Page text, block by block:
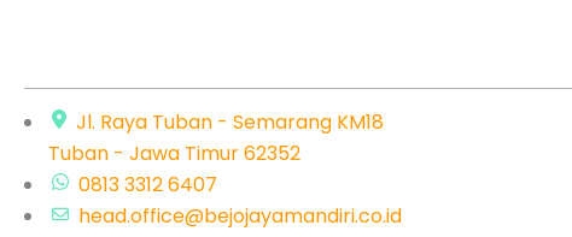
Jl. Raya Tuban - Semarang KM18
Tuban - Jawa Timur 62352
0813 3312 6407
head.office@bejojayamandiri.co.id